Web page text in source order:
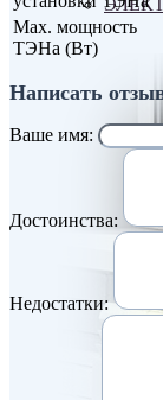
Max. мощность
ТЭНа (Вт)
Написать
Ваше имя:
Достоинства:
Недостатки: